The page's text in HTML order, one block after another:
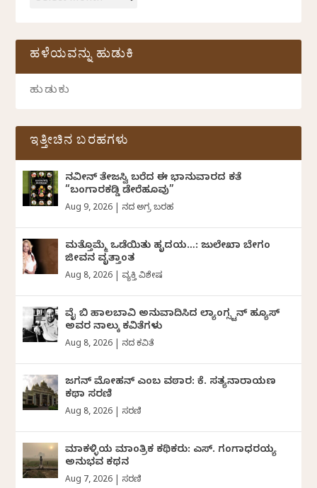
ಹಳೆಯವನ್ನು ಹುಡುಕಿ
ಇತ್ತೀಚಿನ ಬರಹಗಳು
ನವೀನ್‌ ತೇಜಸ್ವಿ ಬರೆದ ಈ ಭಾನುವಾರದ ಕತೆ
“ಬಂಗಾರಕಡ್ಡಿ ಡೇರೆಹೂವು”
Aug 9, 2026 ದಿನದ ಅಗ್ರ ಬರಹ
ಮತ್ತೊಮ್ಮೆ ಒಡೆಯಿತು ಹೃದಯ…: ಜುಲೇಖಾ ಬೇಗಂ
ಜೀವನ ವೃತ್ತಾಂತ
Aug 8, 2026 ವ್ಯಕ್ತಿ ವಿಶೇಷ
ವೈ ಬಿ ಹಾಲಬಾವಿ ಅನುವಾದಿಸಿದ ಲ್ಯಾಂಗ್ಸ್ಟನ್ ಹ್ಯೂಸ್
ಅವರ ನಾಲ್ಕು ಕವಿತೆಗಳು
Aug 8, 2026 ದಿನದ ಕವಿತೆ
ಜಗನ್‌ ಮೋಹನ್‌ ಎಂಬ ವಠಾರ: ಕೆ. ಸತ್ಯನಾರಾಯಣ
ಕಥಾ ಸರಣಿ
Aug 8, 2026 ಸರಣಿ
ಮಾಕಳ್ಳಿಯ ಮಾಂತ್ರಿಕ ಕಥಿಕರು: ಎಸ್. ಗಂಗಾಧರಯ್ಯ
ಅನುಭವ ಕಥನ
Aug 7, 2026 ಸರಣಿ